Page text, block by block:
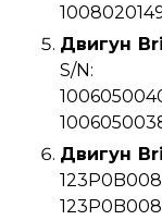
Двигун
S/N:
Двигун